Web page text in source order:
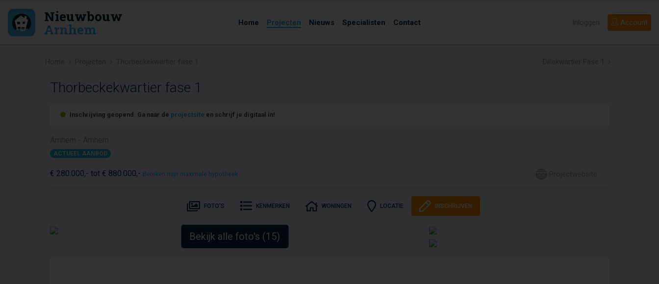
Nieuwbouw
Arnhem Home Projecten Nieuws Specialisten Contact Account
Inloggen
Thorbeckekwartier fase 1
Inschrijving geopend. Ga naar de projectsite en schrijf je digitaal in!
ACTUEEL AANBOD
€ 280.000,- tot € 880.000,- Bereken mijn maximale hypotheek
FOTO'S KENMERKEN WONINGEN LOCATIE INSCHRIJVEN
Bekijk alle foto's (15)